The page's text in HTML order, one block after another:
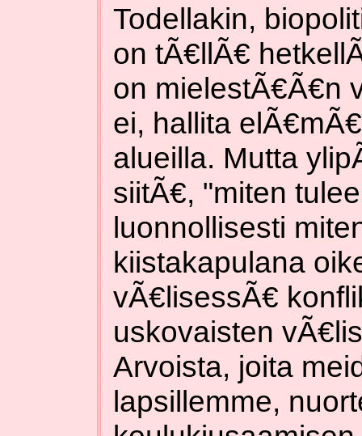
Todellakin,
on tÃ€llÃ€
on mielestÃ€Ã€n
ei, hallita
alueilla. Mutta
siitÃ€, "miten
luonnollisesti
kiistakapulana
vÃ€lisessÃ€
uskovaisten
Arvoista, joita
lapsillemme,